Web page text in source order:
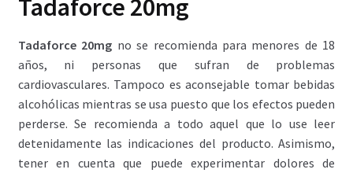
Tadaforce 20mg
Tadaforce 20mg no se recomienda para menores de 18
años, ni personas que sufran de problemas
cardiovasculares. Tampoco es aconsejable tomar bebidas
alcohólicas mientras se usa puesto que los efectos pueden
perderse. Se recomienda a todo aquel que lo use leer
detenidamente las indicaciones del producto. Asimismo,
tener en cuenta que puede experimentar dolores de